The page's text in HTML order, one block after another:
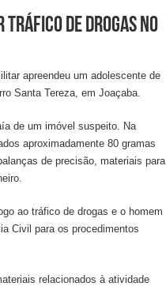
tráfico de drogas no
apreendeu um adolescente de
Santa Tereza, em Joaçaba.
de um imóvel suspeito. Na
aproximadamente 80 gramas
de precisão, materiais para
ao tráfico de drogas e o homem
Civil para os procedimentos
relacionados à atividade